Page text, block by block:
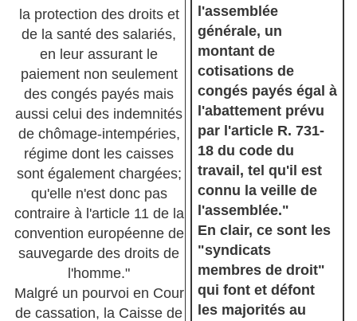
l'assemblée
générale, un
montant de
cotisations de
congés payés égal à
l'abattement prévu
par l'article R. 731-
18 du code du
travail, tel qu'il est
connu la veille de
l'assemblée."
En clair, ce sont les
"syndicats
membres de droit"
qui font et défont
les majorités au
la protection des droits et
de la santé des salariés,
en leur assurant le
paiement non seulement
des congés payés mais
aussi celui des indemnités
de chômage-intempéries,
régime dont les caisses
sont également chargées;
qu'elle n'est donc pas
contraire à l'article 11 de la
convention européenne de
sauvegarde des droits de
l'homme."
Malgré un pourvoi en Cour
de cassation, la Caisse de